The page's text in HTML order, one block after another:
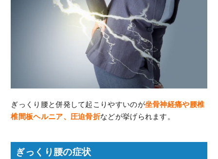
ぎっくり腰と併発して起こりやすいのが坐骨神経痛や腰椎
椎間板ヘルニア、圧迫骨折などが挙げられます。
ぎっくり腰の症状